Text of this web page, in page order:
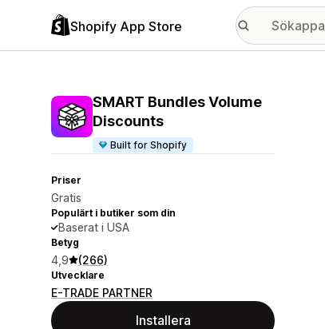
Shopify App Store
SMART Bundles Volume
Discounts
Built for Shopify
Priser
Gratis
Populärt i butiker som din
Baserat i USA
Betyg
4,9 (266)
Utvecklare
E-TRADE PARTNER
Installera